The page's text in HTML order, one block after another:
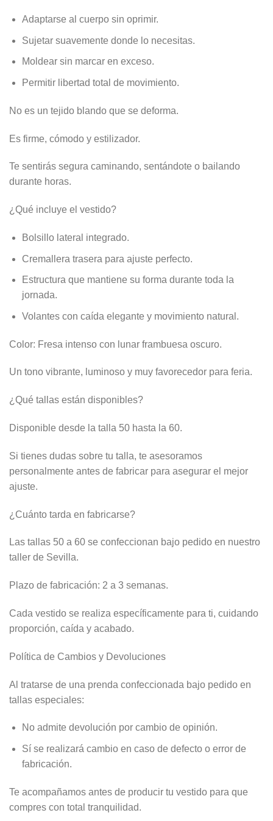
Adaptarse al cuerpo sin oprimir.
Sujetar suavemente donde lo necesitas.
Moldear sin marcar en exceso.
Permitir libertad total de movimiento.
No es un tejido blando que se deforma.
Es firme, cómodo y estilizador.
Te sentirás segura caminando, sentándote o bailando
durante horas.
¿Qué incluye el vestido?
Bolsillo lateral integrado.
Cremallera trasera para ajuste perfecto.
Estructura que mantiene su forma durante toda la
jornada.
Volantes con caída elegante y movimiento natural.
Color: Fresa intenso con lunar frambuesa oscuro.
Un tono vibrante, luminoso y muy favorecedor para feria.
¿Qué tallas están disponibles?
Disponible desde la talla 50 hasta la 60.
Si tienes dudas sobre tu talla, te asesoramos
personalmente antes de fabricar para asegurar el mejor
ajuste.
¿Cuánto tarda en fabricarse?
Las tallas 50 a 60 se confeccionan bajo pedido en nuestro
taller de Sevilla.
Plazo de fabricación: 2 a 3 semanas.
Cada vestido se realiza específicamente para ti, cuidando
proporción, caída y acabado.
Política de Cambios y Devoluciones
Al tratarse de una prenda confeccionada bajo pedido en
tallas especiales:
No admite devolución por cambio de opinión.
Sí se realizará cambio en caso de defecto o error de
fabricación.
Te acompañamos antes de producir tu vestido para que
compres con total tranquilidad.